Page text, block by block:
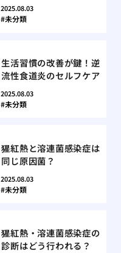
2025.08.03
未分類
生活習慣の改善が鍵！逆
流性食道炎のセルフケア
2025.08.03
未分類
猩紅熱と溶連菌感染症は
同じ原因菌？
2025.08.03
未分類
猩紅熱・溶連菌感染症の
診断はどう行われる？